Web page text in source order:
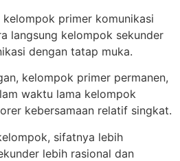
primer komunikasi
langsung kelompok sekunder
dengan tatap muka.
kelompok primer permanen,
waktu lama kelompok
kebersamaan relatif singkat.
sifatnya lebih
lebih rasional dan